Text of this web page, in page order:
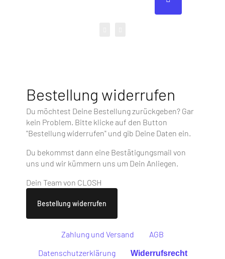
Bestellung widerrufen
Du möchtest Deine Bestellung zurückgeben? Gar
kein Problem. Bitte klicke auf den Button
"Bestellung widerrufen" und gib Deine Daten ein.
Du bekommst dann eine Bestätigungsmail von
uns und wir kümmern uns um Dein Anliegen.
Dein Team von CLOSH
Bestellung widerrufen
Zahlung und Versand
AGB
Datenschutzerklärung
Widerrufsrecht